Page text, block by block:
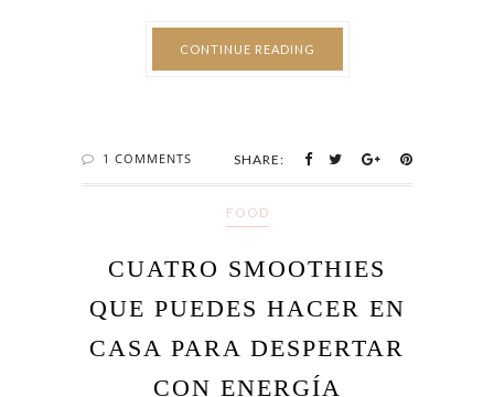
CONTINUE READING
1 COMMENTS SHARE:
FOOD
CUATRO SMOOTHIES
QUE PUEDES HACER EN
CASA PARA DESPERTAR
CON ENERGÍA